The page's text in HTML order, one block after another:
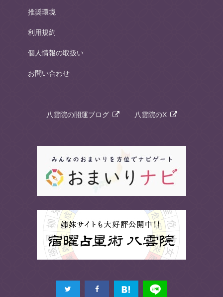
推奨環境
利用規約
個人情報の取扱い
お問い合わせ
八雲院の開運ブログ 八雲院のX